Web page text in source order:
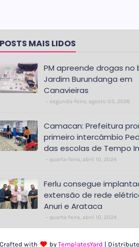
POSTS MAIS LIDOS
PM apreende drogas no
Jardim Burundanga em
Canavieiras
segunda-feira, agosto 03, 2026
Camacan: Prefeitura
primeiro intercâmbio
das escolas de Tempo
quarta-feira, abril 10, 2024
Ferlu consegue
extensão de rede
Anuri e Arataca
quarta-feira, abril 10, 2024
Crafted with by TemplatesYard |